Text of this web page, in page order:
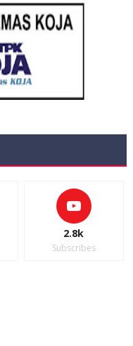
2.8k
Subscribes